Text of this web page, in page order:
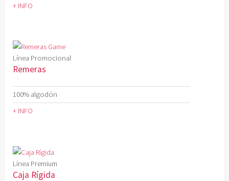
+ INFO
Línea Promocional
Remeras
100% algodón
+ INFO
Línea Premium
Caja Rígida